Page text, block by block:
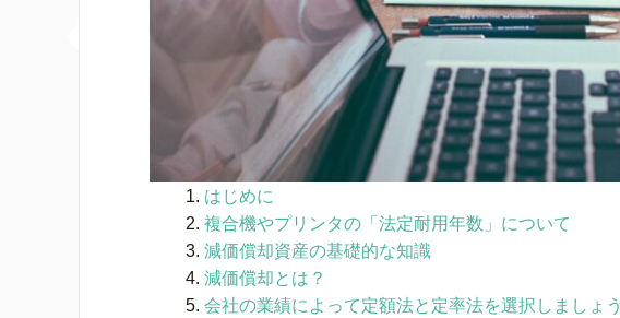
はじめに
複合機やプリンタの「法定耐用年数」について
減価償却資産の基礎的な知識
減価償却とは？
会社の業績によって定額法と定率法を選択しましょう